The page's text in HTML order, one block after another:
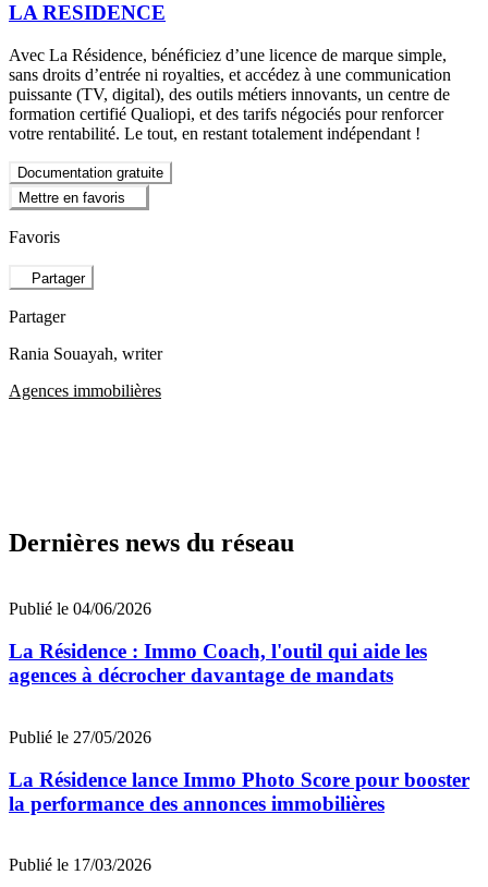
LA RESIDENCE
Avec La Résidence, bénéficiez d’une licence de marque simple,
sans droits d’entrée ni royalties, et accédez à une communication
puissante (TV, digital), des outils métiers innovants, un centre de
formation certifié Qualiopi, et des tarifs négociés pour renforcer
votre rentabilité. Le tout, en restant totalement indépendant !
Documentation gratuite
Mettre en favoris
Favoris
Partager
Partager
Rania Souayah, writer
Agences immobilières
Dernières news du réseau
Publié le 04/06/2026
La Résidence : Immo Coach, l'outil qui aide les
agences à décrocher davantage de mandats
Publié le 27/05/2026
La Résidence lance Immo Photo Score pour booster
la performance des annonces immobilières
Publié le 17/03/2026